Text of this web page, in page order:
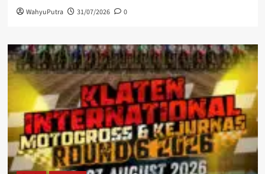
WahyuPutra 31/07/2026 0